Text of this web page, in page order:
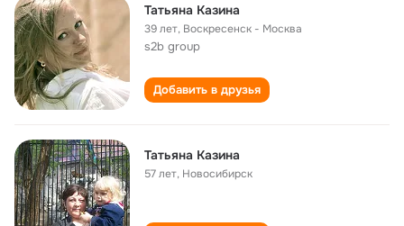
Татьяна Казина
39 лет, Воскресенск - Москва
s2b group
Добавить в друзья
Татьяна Казина
57 лет, Новосибирск